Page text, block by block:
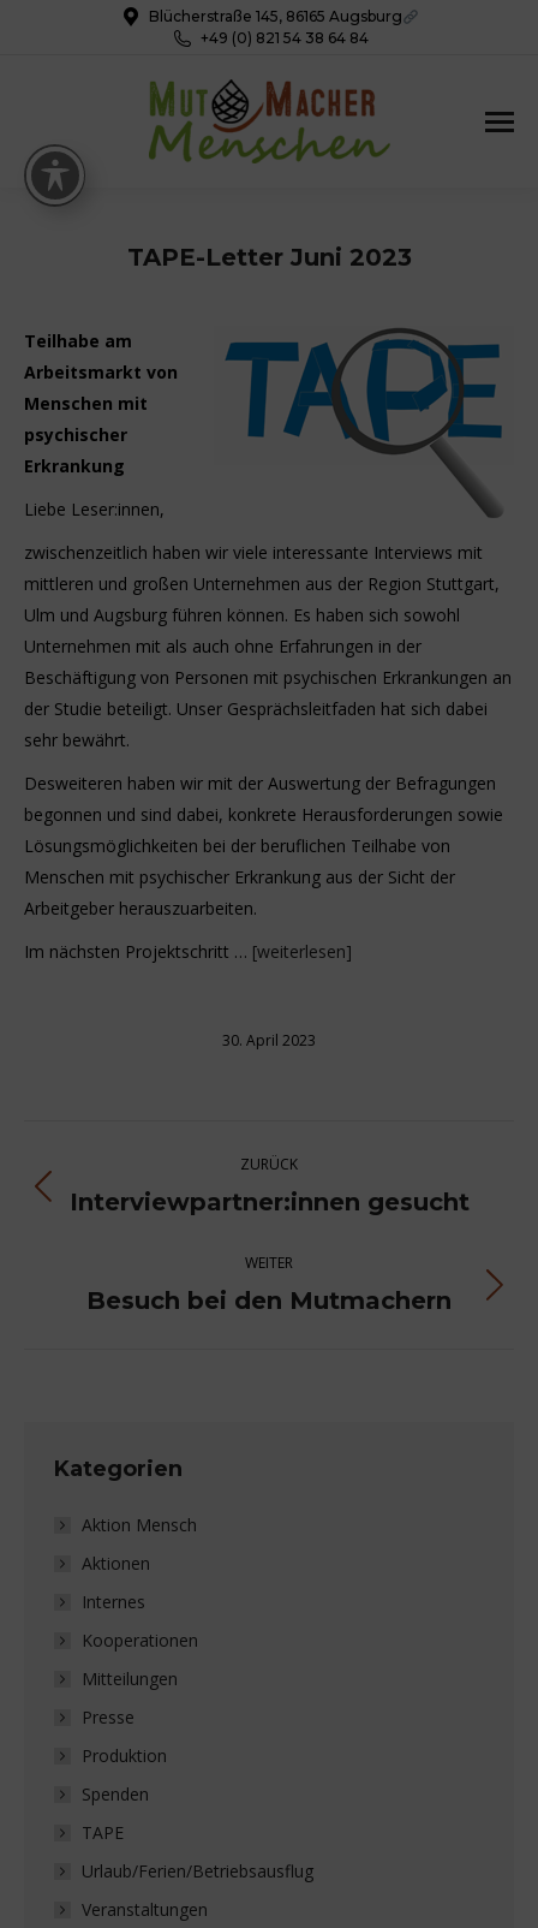
Blücherstraße 145, 86165 Augsburg
+49 (0) 821 54 38 64 84
TAPE-Letter Juni 2023
Teilhabe am
Arbeitsmarkt von
Menschen mit
psychischer
Erkrankung
Liebe Leser:innen,
zwischenzeitlich haben wir viele interessante Interviews mit
mittleren und großen Unternehmen aus der Region Stuttgart,
Ulm und Augsburg führen können. Es haben sich sowohl
Unternehmen mit als auch ohne Erfahrungen in der
Beschäftigung von Personen mit psychischen Erkrankungen an
der Studie beteiligt. Unser Gesprächsleitfaden hat sich dabei
sehr bewährt.
Desweiteren haben wir mit der Auswertung der Befragungen
begonnen und sind dabei, konkrete Herausforderungen sowie
Lösungsmöglichkeiten bei der beruflichen Teilhabe von
Menschen mit psychischer Erkrankung aus der Sicht der
Arbeitgeber herauszuarbeiten.
Im nächsten Projektschritt … [weiterlesen]
30. April 2023
Kommentarnavigation
ZURÜCK
Vorheriger
Interviewpartner:innen gesucht
WEITER
Nächster
Besuch bei den Mutmachern
Kategorien
Aktion Mensch
Aktionen
Internes
Kooperationen
Mitteilungen
Presse
Produktion
Spenden
TAPE
Urlaub/Ferien/Betriebsausflug
Veranstaltungen